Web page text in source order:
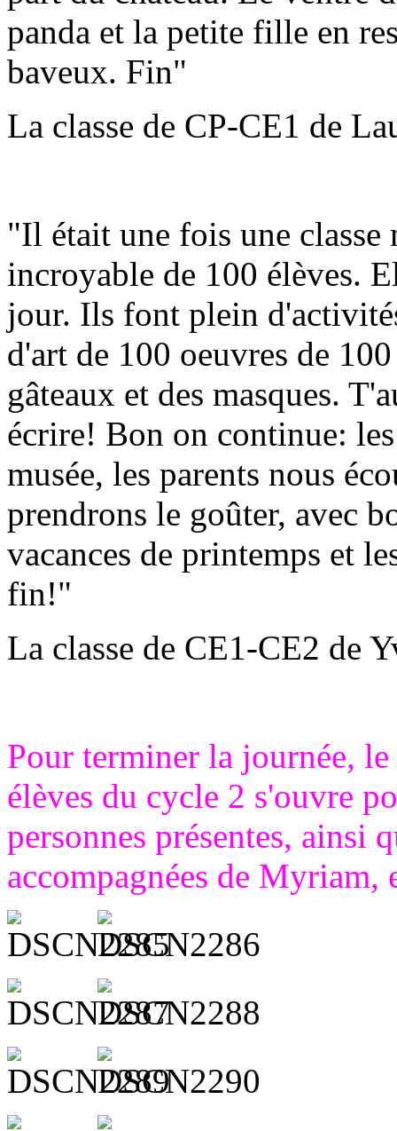
panda et la petite fille en
baveux. Fin"
La classe de CP-CE1 de
"Il était une fois une classe
incroyable de 100 élèves.
jour. Ils font plein
d'art de 100 oeuvres de
gâteaux et des masques.
écrire! Bon on continue:
musée, les parents nous
prendrons le goûter, avec
vacances de printemps et
fin!"
La classe de CE1-CE2 de
Pour terminer la journée, le
élèves du cycle 2 s'ouvre
personnes présentes, ainsi
accompagnées de Myriam,